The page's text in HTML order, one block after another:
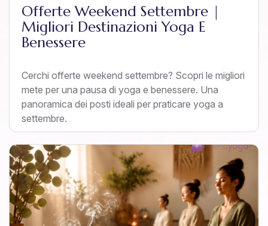
Offerte Weekend Settembre |
Migliori Destinazioni Yoga E
Benessere
Cerchi offerte weekend settembre? Scopri le migliori
mete per una pausa di yoga e benessere. Una
panoramica dei posti ideali per praticare yoga a
settembre.